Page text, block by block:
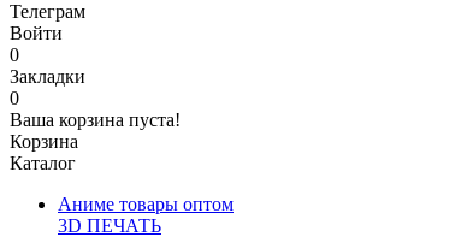
Телеграм
Войти
0
Закладки
0
Ваша корзина пуста!
Корзина
Каталог
Аниме товары оптом
3D ПЕЧАТЬ